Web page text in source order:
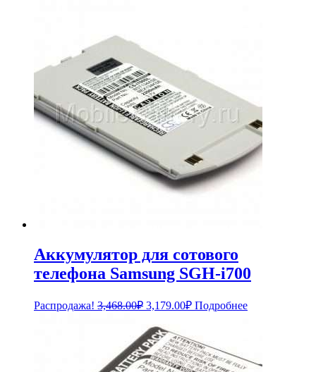
Аккумулятор для сотового
телефона Samsung SGH-i700
Распродажа! 3,468.00₽ Первоначальная
составляла
3,468.00₽.
3,179.00₽Текущая
цена:
Подробнее